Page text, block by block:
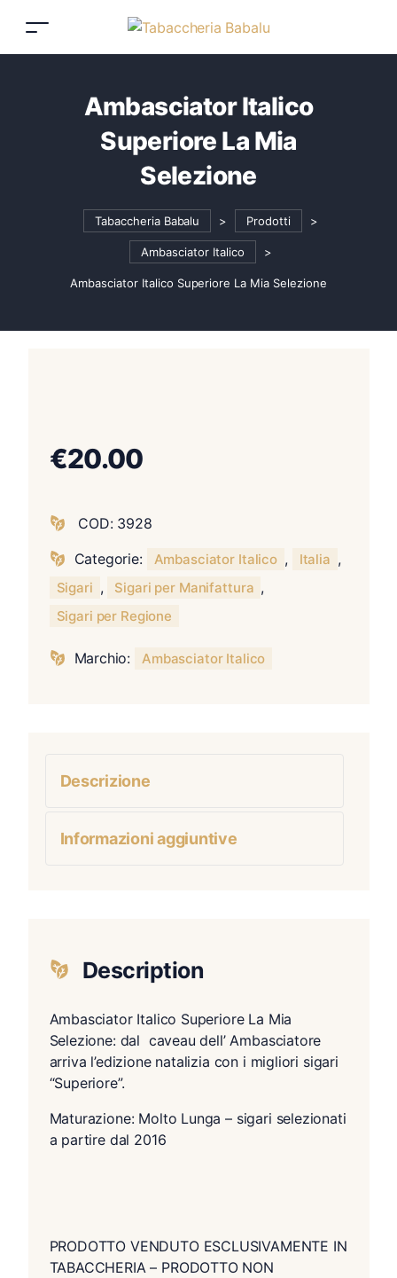
Ambasciator Italico
Superiore La Mia
Selezione
Tabaccheria Babalu > Prodotti >
Ambasciator Italico >
Ambasciator Italico Superiore La Mia Selezione
€20.00
COD: 3928
Categorie:
Ambasciator Italico , Italia ,
Sigari , Sigari per Manifattura ,
Sigari per Regione
Marchio: Ambasciator Italico
Descrizione
Informazioni aggiuntive
Description
Ambasciator Italico Superiore La Mia
Selezione: dal caveau dell’ Ambasciatore
arriva l’edizione natalizia con i migliori sigari
“Superiore”.
Maturazione: Molto Lunga – sigari selezionati
a partire dal 2016
PRODOTTO VENDUTO ESCLUSIVAMENTE IN
TABACCHERIA – PRODOTTO NON